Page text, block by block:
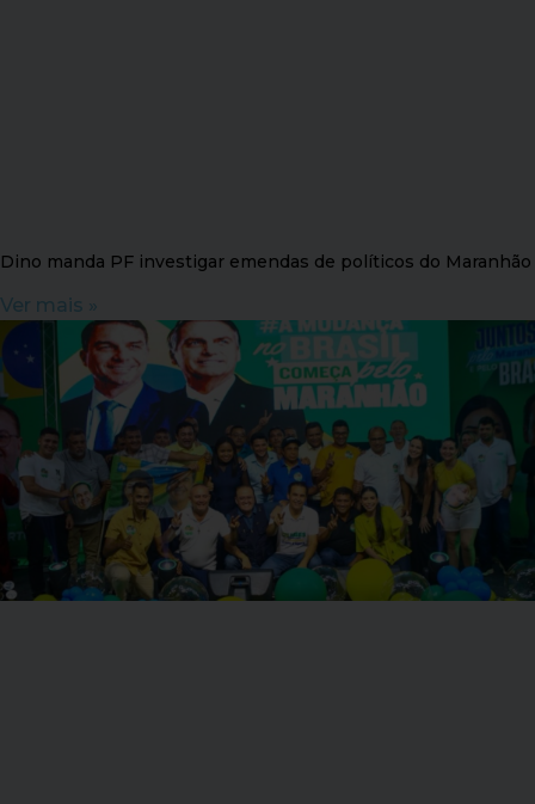
Dino manda PF investigar emendas de políticos do Maranhão
Ver mais »